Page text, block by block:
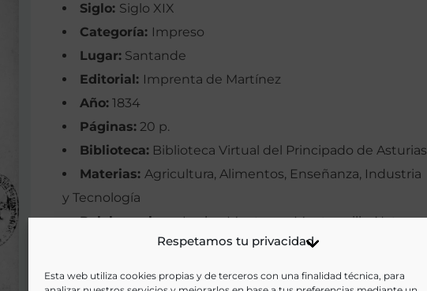
Respetamos tu privacidad
Esta web utiliza cookies propias y de terceros con una finalidad técnica, para
Siglo: Siglo XIX
Categoría: Impreso
Lugar: Santande
Editorial: Imprenta de Martínez
Año: 1834
Páginas: 20 p.
Biblioteca: Biblioteca Virtual del Principado de Asturias
Materias: Agricultura, Alimentos, Enseñanza, Industria
y Tecnología
Palabras clave:Leche, Mantecas, Mantequilla, Nata,
Idioma:
Castellano